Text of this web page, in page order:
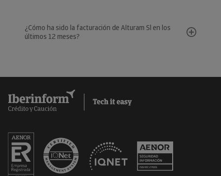
¿Cómo ha sido la facturación de Alturam Sl en los
últimos 12 meses?